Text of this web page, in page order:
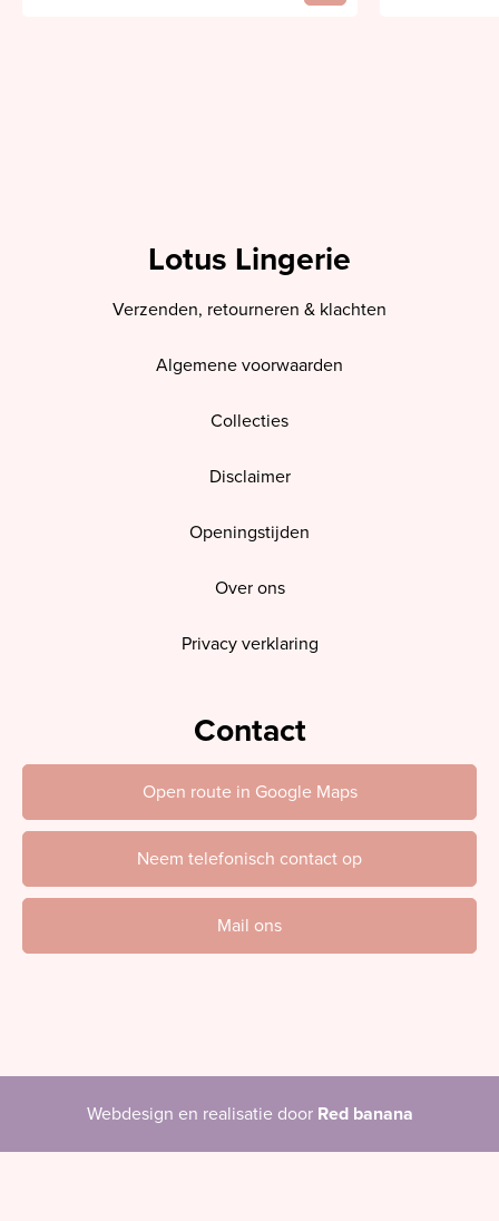
Lotus Lingerie
Verzenden, retourneren & klachten
Algemene voorwaarden
Collecties
Disclaimer
Openingstijden
Over ons
Privacy verklaring
Contact
Open route in Google Maps
Neem telefonisch contact op
Mail ons
Webdesign en realisatie door Red banana